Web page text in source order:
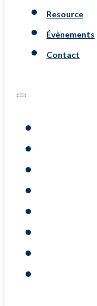
Resource
Évènements
Contact